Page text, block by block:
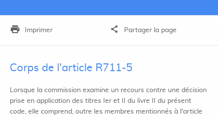
Imprimer Partager la page
Corps de l'article R711-5
Lorsque la commission examine un recours contre une décision
prise en application des titres Ier et II du livre II du présent
code, elle comprend, outre les membres mentionnés à l'article